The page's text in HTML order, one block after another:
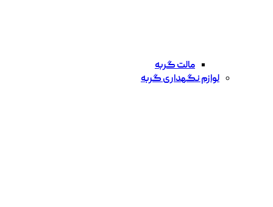
مالت گربه
لوازم نگهداری گربه